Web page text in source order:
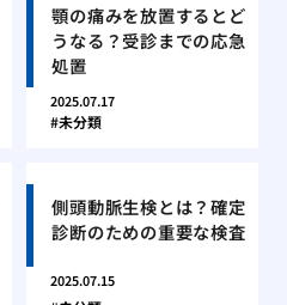
顎の痛みを放置するとど
うなる？受診までの応急
処置
2025.07.17
未分類
側頭動脈生検とは？確定
診断のための重要な検査
2025.07.15